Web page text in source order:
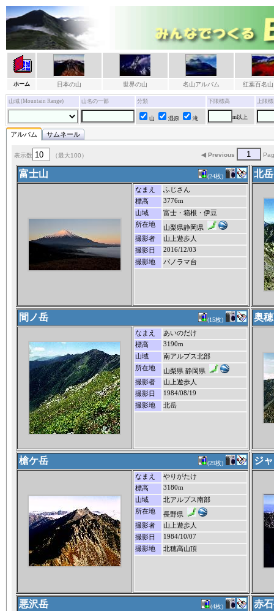
ホーム 日本の山 世界の山 名山アルバム 紅葉百名
山域 (Mountain Range) 山名の一部 分類 下限標高 上限
山 湿原 滝 m以上
アルバム サムネール
表示数 （最大100） ◀ Previous
富士山
(24枚)
なまえ
ふじさん
標高
3776m
山域
富士・箱根・伊豆
所在地
山梨県静岡県
撮影者
山上遊歩人
撮影日
2016/12/03
撮影地
パノラマ台
北岳
間ノ岳
(15枚)
なまえ
あいのだけ
標高
3190m
山域
南アルプス北部
所在地
山梨県 静岡県
撮影者
山上遊歩人
撮影日
1984/08/19
撮影地
北岳
奥
槍ケ岳
(29枚)
なまえ
やりがたけ
標高
3180m
山域
北アルプス南部
所在地
長野県
撮影者
山上遊歩人
撮影日
1984/10/07
撮影地
北穂高山頂
ジ
悪沢岳
(4枚)
赤